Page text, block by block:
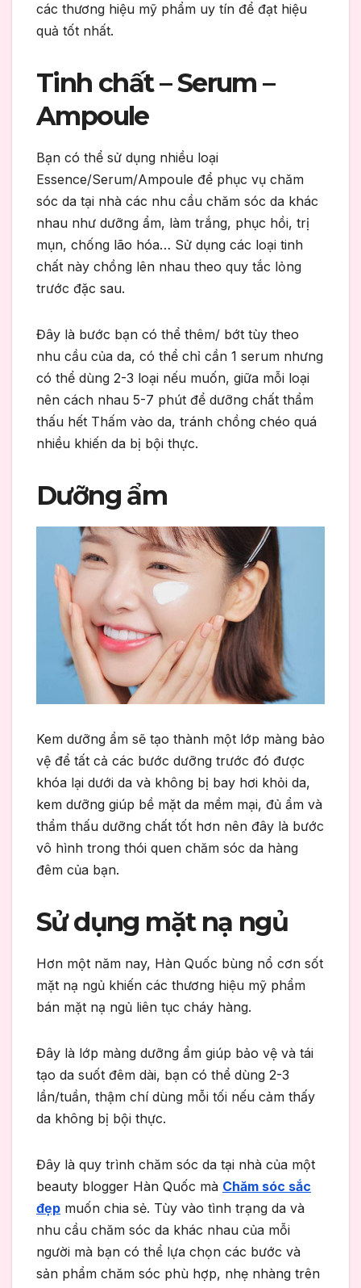
các thương hiệu mỹ phẩm uy tín để đạt hiệu
quả tốt nhất.
Tinh chất – Serum –
Ampoule
Bạn có thể sử dụng nhiều loại
Essence/Serum/Ampoule để phục vụ chăm
sóc da tại nhà các nhu cầu chăm sóc da khác
nhau như dưỡng ẩm, làm trắng, phục hồi, trị
mụn, chống lão hóa… Sử dụng các loại tinh
chất này chồng lên nhau theo quy tắc lỏng
trước đặc sau.
Đây là bước bạn có thể thêm/ bớt tùy theo
nhu cầu của da, có thể chỉ cần 1 serum nhưng
có thể dùng 2-3 loại nếu muốn, giữa mỗi loại
nên cách nhau 5-7 phút để dưỡng chất thẩm
thấu hết Thấm vào da, tránh chồng chéo quá
nhiều khiến da bị bội thực.
Dưỡng ẩm
Kem dưỡng ẩm sẽ tạo thành một lớp màng bảo
vệ để tất cả các bước dưỡng trước đó được
khóa lại dưới da và không bị bay hơi khỏi da,
kem dưỡng giúp bề mặt da mềm mại, đủ ẩm và
thẩm thấu dưỡng chất tốt hơn nên đây là bước
vô hình trong thói quen chăm sóc da hàng
đêm của bạn.
Sử dụng mặt nạ ngủ
Hơn một năm nay, Hàn Quốc bùng nổ cơn sốt
mặt nạ ngủ khiến các thương hiệu mỹ phẩm
bán mặt nạ ngủ liên tục cháy hàng.
Đây là lớp màng dưỡng ẩm giúp bảo vệ và tái
tạo da suốt đêm dài, bạn có thể dùng 2-3
lần/tuần, thậm chí dùng mỗi tối nếu cảm thấy
da không bị bội thực.
Đây là quy trình chăm sóc da tại nhà của một
beauty blogger Hàn Quốc mà Chăm sóc sắc
đẹp muốn chia sẻ. Tùy vào tình trạng da và
nhu cầu chăm sóc da khác nhau của mỗi
người mà bạn có thể lựa chọn các bước và
sản phẩm chăm sóc phù hợp, nhẹ nhàng trên